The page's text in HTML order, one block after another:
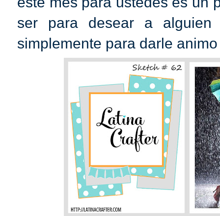
ser para desear a
simplemente para darle